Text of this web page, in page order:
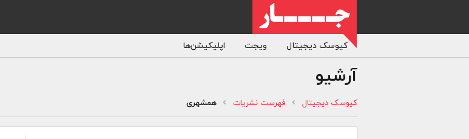
کیوسک دیجیتال ویجت اپلیکیشن‌ها
آرشیو
کیوسک دیجیتال فهرست نشریات همشهری